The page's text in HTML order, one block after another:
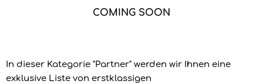
COMING SOON
In dieser Kategorie "Partner" werden wir Ihnen eine
exklusive Liste von erstklassigen